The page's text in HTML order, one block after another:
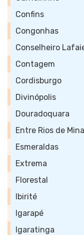
Confins
Congonhas
Conselheiro
Contagem
Cordisburgo
Divinópolis
Douradoquara
Entre Rios de
Esmeraldas
Extrema
Florestal
Ibirité
Igarapé
Igaratinga